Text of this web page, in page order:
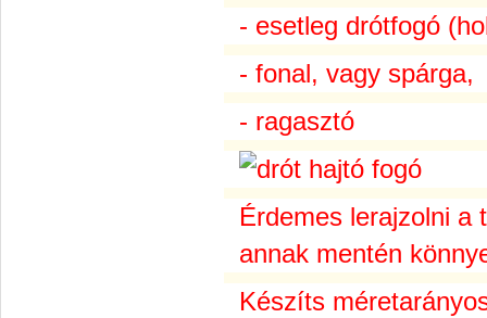
- esetleg drótfogó
- fonal, vagy spárga,
- ragasztó
Érdemes lerajzolni a
annak mentén
Készíts